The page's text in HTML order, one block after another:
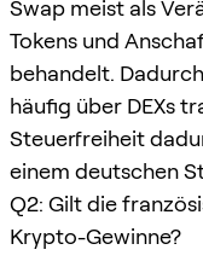
Swap meist als
Tokens und
behandelt.
häufig über DEXs
Steuerfreiheit
einem deutschen
Q2: Gilt die
Krypto-Gewinne?